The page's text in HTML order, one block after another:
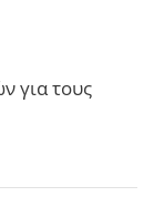
για τους